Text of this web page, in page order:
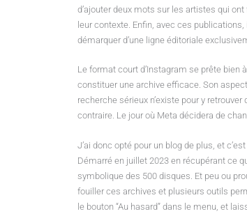
d’ajouter deux mots sur les artistes qui
leur contexte. Enfin, avec ces
démarquer d’une ligne éditoriale
Le format court d’Instagram se prête bien
constituer une archive efficace. Son
recherche sérieux n’existe pour y
contraire. Le jour où Meta décidera de
J’ai donc opté pour un blog de plus, et
Démarré en juillet 2023 en récupérant ce
symbolique des 500 disques. Et peu ou
fouiller ces archives et plusieurs outils
le bouton “Au hasard” dans le menu, et